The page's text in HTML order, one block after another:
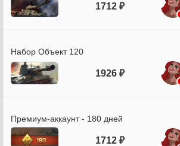
1712 ₽
Набор Объект 120
1926 ₽
Премиум-аккаунт - 180 дней
1712 ₽